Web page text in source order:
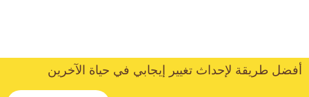
أفضل طريقة لإحداث تغيير إيجابي في حياة الآخرين